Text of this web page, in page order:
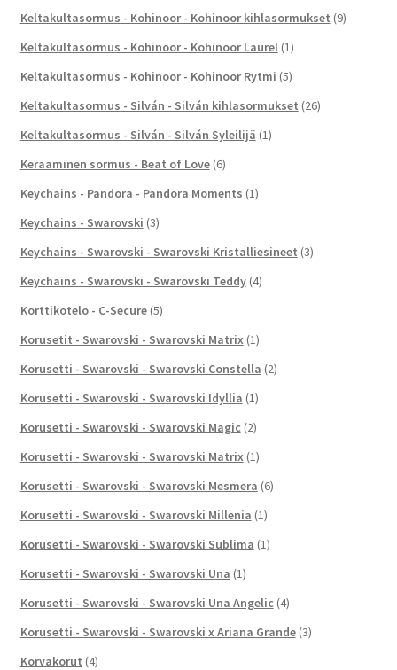
Keltakultasormus - Kohinoor - Kohinoor kihlasormukset (9)
Keltakultasormus - Kohinoor - Kohinoor Laurel (1)
Keltakultasormus - Kohinoor - Kohinoor Rytmi (5)
Keltakultasormus - Silván - Silván kihlasormukset (26)
Keltakultasormus - Silván - Silván Syleilijä (1)
Keraaminen sormus - Beat of Love (6)
Keychains - Pandora - Pandora Moments (1)
Keychains - Swarovski (3)
Keychains - Swarovski - Swarovski Kristalliesineet (3)
Keychains - Swarovski - Swarovski Teddy (4)
Korttikotelo - C-Secure (5)
Korusetit - Swarovski - Swarovski Matrix (1)
Korusetti - Swarovski - Swarovski Constella (2)
Korusetti - Swarovski - Swarovski Idyllia (1)
Korusetti - Swarovski - Swarovski Magic (2)
Korusetti - Swarovski - Swarovski Matrix (1)
Korusetti - Swarovski - Swarovski Mesmera (6)
Korusetti - Swarovski - Swarovski Millenia (1)
Korusetti - Swarovski - Swarovski Sublima (1)
Korusetti - Swarovski - Swarovski Una (1)
Korusetti - Swarovski - Swarovski Una Angelic (4)
Korusetti - Swarovski - Swarovski x Ariana Grande (3)
Korvakorut (4)